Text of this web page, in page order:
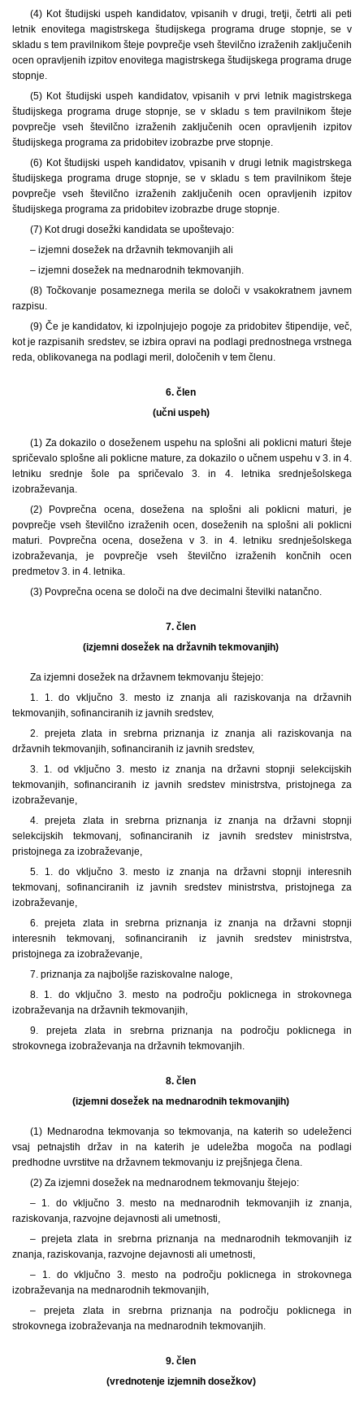
(4) Kot študijski uspeh kandidatov, vpisanih v drugi, tretji, četrti ali peti
letnik enovitega magistrskega študijskega programa druge stopnje, se v
skladu s tem pravilnikom šteje povprečje vseh številčno izraženih zaključenih
ocen opravljenih izpitov enovitega magistrskega študijskega programa druge
stopnje.
(5) Kot študijski uspeh kandidatov, vpisanih v prvi letnik magistrskega
študijskega programa druge stopnje, se v skladu s tem pravilnikom šteje
povprečje vseh številčno izraženih zaključenih ocen opravljenih izpitov
študijskega programa za pridobitev izobrazbe prve stopnje.
(6) Kot študijski uspeh kandidatov, vpisanih v drugi letnik magistrskega
študijskega programa druge stopnje, se v skladu s tem pravilnikom šteje
povprečje vseh številčno izraženih zaključenih ocen opravljenih izpitov
študijskega programa za pridobitev izobrazbe druge stopnje.
(7) Kot drugi dosežki kandidata se upoštevajo:
– izjemni dosežek na državnih tekmovanjih ali
– izjemni dosežek na mednarodnih tekmovanjih.
(8) Točkovanje posameznega merila se določi v vsakokratnem javnem
razpisu.
(9) Če je kandidatov, ki izpolnjujejo pogoje za pridobitev štipendije, več,
kot je razpisanih sredstev, se izbira opravi na podlagi prednostnega vrstnega
reda, oblikovanega na podlagi meril, določenih v tem členu.
6. člen
(učni uspeh)
(1) Za dokazilo o doseženem uspehu na splošni ali poklicni maturi šteje
spričevalo splošne ali poklicne mature, za dokazilo o učnem uspehu v 3. in 4.
letniku srednje šole pa spričevalo 3. in 4. letnika srednješolskega
izobraževanja.
(2) Povprečna ocena, dosežena na splošni ali poklicni maturi, je
povprečje vseh številčno izraženih ocen, doseženih na splošni ali poklicni
maturi. Povprečna ocena, dosežena v 3. in 4. letniku srednješolskega
izobraževanja, je povprečje vseh številčno izraženih končnih ocen
predmetov 3. in 4. letnika.
(3) Povprečna ocena se določi na dve decimalni številki natančno.
7. člen
(izjemni dosežek na državnih tekmovanjih)
Za izjemni dosežek na državnem tekmovanju štejejo:
1. 1. do vključno 3. mesto iz znanja ali raziskovanja na državnih
tekmovanjih, sofinanciranih iz javnih sredstev,
2. prejeta zlata in srebrna priznanja iz znanja ali raziskovanja na
državnih tekmovanjih, sofinanciranih iz javnih sredstev,
3. 1. od vključno 3. mesto iz znanja na državni stopnji selekcijskih
tekmovanjih, sofinanciranih iz javnih sredstev ministrstva, pristojnega za
izobraževanje,
4. prejeta zlata in srebrna priznanja iz znanja na državni stopnji
selekcijskih tekmovanj, sofinanciranih iz javnih sredstev ministrstva,
pristojnega za izobraževanje,
5. 1. do vključno 3. mesto iz znanja na državni stopnji interesnih
tekmovanj, sofinanciranih iz javnih sredstev ministrstva, pristojnega za
izobraževanje,
6. prejeta zlata in srebrna priznanja iz znanja na državni stopnji
interesnih tekmovanj, sofinanciranih iz javnih sredstev ministrstva,
pristojnega za izobraževanje,
7. priznanja za najboljše raziskovalne naloge,
8. 1. do vključno 3. mesto na področju poklicnega in strokovnega
izobraževanja na državnih tekmovanjih,
9. prejeta zlata in srebrna priznanja na področju poklicnega in
strokovnega izobraževanja na državnih tekmovanjih.
8. člen
(izjemni dosežek na mednarodnih tekmovanjih)
(1) Mednarodna tekmovanja so tekmovanja, na katerih so udeleženci
vsaj petnajstih držav in na katerih je udeležba mogoča na podlagi
predhodne uvrstitve na državnem tekmovanju iz prejšnjega člena.
(2) Za izjemni dosežek na mednarodnem tekmovanju štejejo:
– 1. do vključno 3. mesto na mednarodnih tekmovanjih iz znanja,
raziskovanja, razvojne dejavnosti ali umetnosti,
– prejeta zlata in srebrna priznanja na mednarodnih tekmovanjih iz
znanja, raziskovanja, razvojne dejavnosti ali umetnosti,
– 1. do vključno 3. mesto na področju poklicnega in strokovnega
izobraževanja na mednarodnih tekmovanjih,
– prejeta zlata in srebrna priznanja na področju poklicnega in
strokovnega izobraževanja na mednarodnih tekmovanjih.
9. člen
(vrednotenje izjemnih dosežkov)